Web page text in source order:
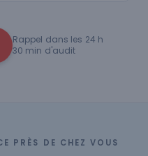
Rappel dans les 24 h
30 min d'audit
PRÈS DE CHEZ VOUS